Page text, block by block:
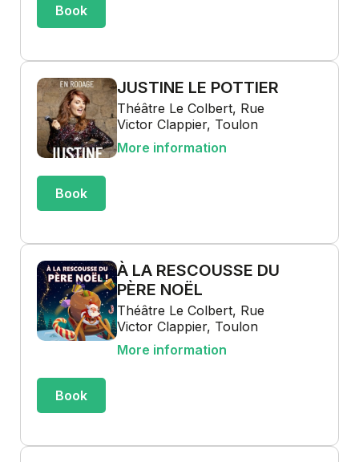
Book
JUSTINE LE POTTIER
Théâtre Le Colbert, Rue
Victor Clappier, Toulon
More information
Book
À LA RESCOUSSE DU
PÈRE NOËL
Théâtre Le Colbert, Rue
Victor Clappier, Toulon
More information
Book